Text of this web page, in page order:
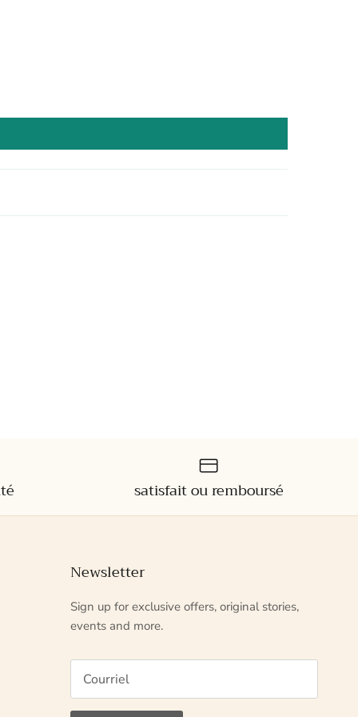
satisfait ou remboursé
Newsletter
Sign up for exclusive offers, original stories,
events and more.